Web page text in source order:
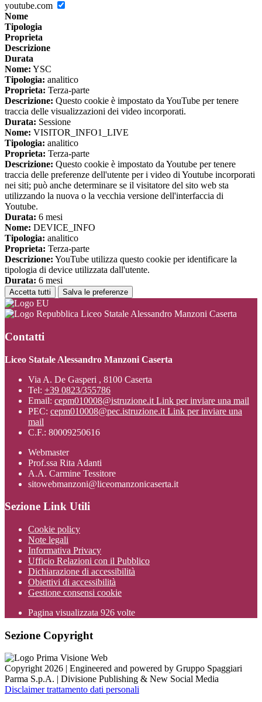
youtube.com
Nome
Tipologia
Proprieta
Descrizione
Durata
Nome: YSC
Tipologia: analitico
Proprieta: Terza-parte
Descrizione: Questo cookie è impostato da YouTube per tenere
traccia delle visualizzazioni dei video incorporati.
Durata: Sessione
Nome: VISITOR_INFO1_LIVE
Tipologia: analitico
Proprieta: Terza-parte
Descrizione: Questo cookie è impostato da Youtube per tenere
traccia delle preferenze dell'utente per i video di Youtube incorporati
nei siti; può anche determinare se il visitatore del sito web sta
utilizzando la nuova o la vecchia versione dell'interfaccia di
Youtube.
Durata: 6 mesi
Nome: DEVICE_INFO
Tipologia: analitico
Proprieta: Terza-parte
Descrizione: YouTube utilizza questo cookie per identificare la
tipologia di device utilizzata dall'utente.
Durata: 6 mesi
Accetta tutti Salva le preferenze
Liceo Statale Alessandro Manzoni Caserta
Contatti
Liceo Statale Alessandro Manzoni Caserta
Via A. De Gasperi , 8100 Caserta
Tel: +39 0823/355786
Email: cepm010008@istruzione.it Link per inviare una mail
PEC: cepm010008@pec.istruzione.it Link per inviare una
mail
C.F.: 80009250616
Webmaster
Prof.ssa Rita Adanti
A.A. Carmine Tessitore
sitowebmanzoni@liceomanzonicaserta.it
Sezione Link Utili
Cookie policy
Note legali
Informativa Privacy
Ufficio Relazioni con il Pubblico
Dichiarazione di accessibilità
Obiettivi di accessibilità
Gestione consensi cookie
Pagina visualizzata 926 volte
Sezione Copyright
Copyright 2026 | Engineered and powered by Gruppo Spaggiari
Parma S.p.A. | Divisione Publishing & New Social Media
Disclaimer trattamento dati personali